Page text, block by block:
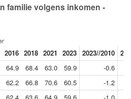
familie volgens inkomen -
2016 2018 2021 2023 2023//2010
64.9 68.4 63.0 59.9
-0.6
62.2 66.8 70.6 60.5
-1.2
62.4 63.6 64.9 59.6 -1.0